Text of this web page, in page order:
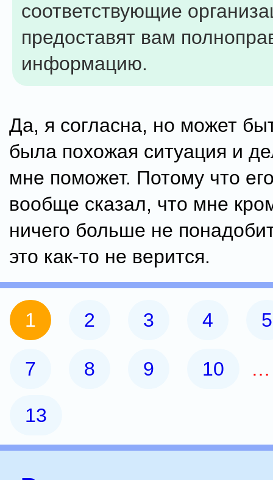
соответствующие
предоставят вам
информацию.
Да, я согласна, но может
была похожая ситуация и
мне поможет. Потому что
вообще сказал, что мне
ничего больше не
это как-то не верится.
1 2 3 4 5
7 8 9 10
13